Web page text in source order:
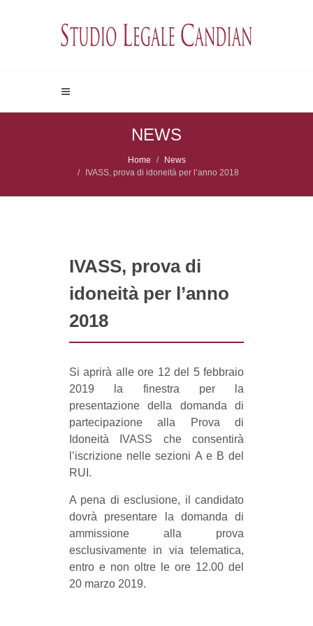
NEWS
Home
News
IVASS, prova di idoneità per l’anno 2018
IVASS, prova di
idoneità per l’anno
2018
Si aprirà alle ore 12 del 5 febbraio
2019 la finestra per la
presentazione della domanda di
partecipazione alla Prova di
Idoneità IVASS che consentirà
l’iscrizione nelle sezioni A e B del
RUI.
A pena di esclusione, il candidato
dovrà presentare la domanda di
ammissione alla prova
esclusivamente in via telematica,
entro e non oltre le ore 12.00 del
20 marzo 2019.